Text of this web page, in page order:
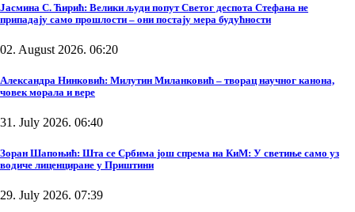
Јасмина С. Ћирић: Велики људи попут Светог деспота Стефана не
припадају само прошлости – они постају мера будућности
02. August 2026. 06:20
Александра Нинковић: Милутин Миланковић – творац научног канона,
човек морала и вере
31. July 2026. 06:40
Зоран Шапоњић: Шта се Србима још спрема на КиМ: У светиње само уз
водиче лиценциране у Приштини
29. July 2026. 07:39